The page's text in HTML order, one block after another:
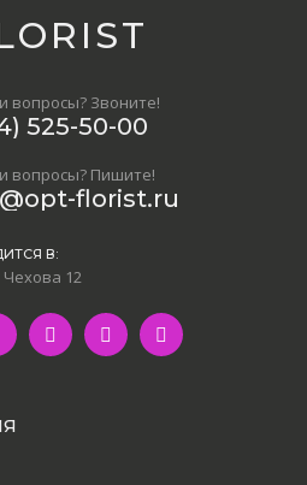
вопросы? Звоните!
525-50-00
вопросы? Пишите!
florist.ru
В:
Чехова 12